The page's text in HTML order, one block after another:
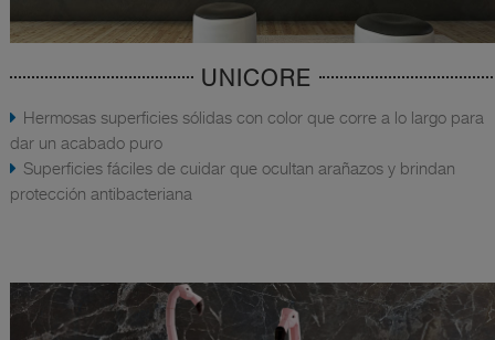
UNICORE
Hermosas superficies sólidas con color que corre a lo largo para
dar un acabado puro
Superficies fáciles de cuidar que ocultan arañazos y brindan
protección antibacteriana